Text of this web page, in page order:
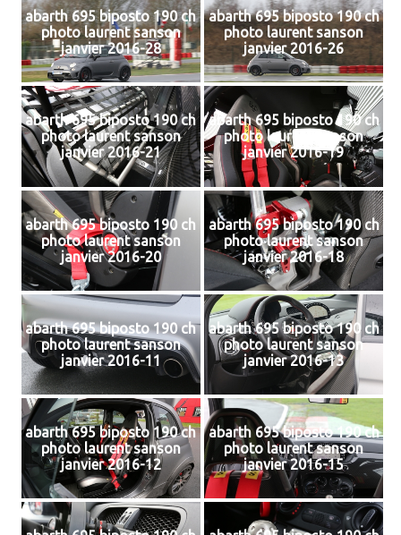
abarth 695 biposto 190 ch
photo laurent sanson
janvier 2016-28
abarth 695 biposto 190 ch
photo laurent sanson
janvier 2016-26
abarth 695 biposto 190 ch
photo laurent sanson
janvier 2016-21
abarth 695 biposto 190 ch
photo laurent sanson
janvier 2016-19
abarth 695 biposto 190 ch
photo laurent sanson
janvier 2016-20
abarth 695 biposto 190 ch
photo laurent sanson
janvier 2016-18
abarth 695 biposto 190 ch
photo laurent sanson
janvier 2016-11
abarth 695 biposto 190 ch
photo laurent sanson
janvier 2016-13
abarth 695 biposto 190 ch
photo laurent sanson
janvier 2016-12
abarth 695 biposto 190 ch
photo laurent sanson
janvier 2016-15